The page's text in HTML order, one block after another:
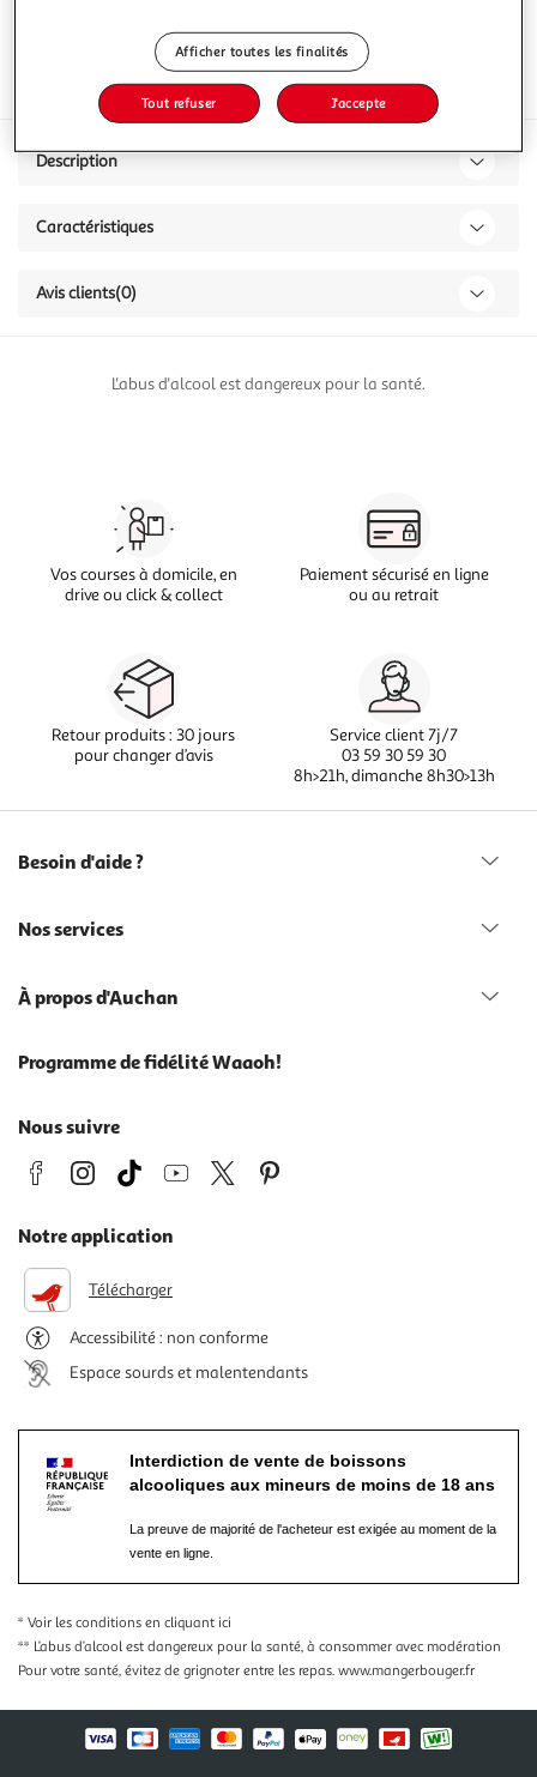
Interdit femme enceinte
Description
Caractéristiques
Avis clients(0)
L'abus d'alcool est dangereux pour la santé.
Vos courses à domicile, en
drive ou click & collect
Paiement sécurisé en ligne
ou au retrait
Retour produits : 30 jours
pour changer d’avis
Service client 7j/7
03 59 30 59 30
8h>21h, dimanche 8h30>13h
Besoin d'aide ?
Nos services
À propos d'Auchan
Programme de fidélité Waaoh!
Nous suivre
Notre application
Télécharger
Accessibilité : non conforme
Espace sourds et malentendants
Interdiction de vente de boissons
alcooliques aux mineurs de moins de 18 ans
La preuve de majorité de l'acheteur est exigée au moment de la
vente en ligne.
* Voir les conditions en cliquant ici
** L’abus d’alcool est dangereux pour la santé, à consommer avec modération
Pour votre santé, évitez de grignoter entre les repas. www.mangerbouger.fr
Afficher toutes les finalités
Tout refuser J'accepte